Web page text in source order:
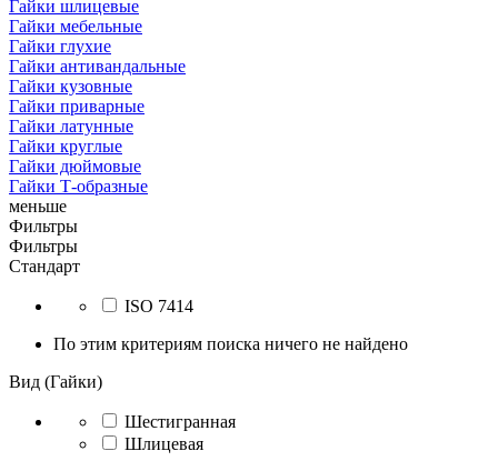
Гайки шлицевые
Гайки мебельные
Гайки глухие
Гайки антивандальные
Гайки кузовные
Гайки приварные
Гайки латунные
Гайки круглые
Гайки дюймовые
Гайки Т-образные
меньше
Фильтры
Фильтры
Стандарт
ISO 7414
По этим критериям поиска ничего не найдено
Вид (Гайки)
Шестигранная
Шлицевая